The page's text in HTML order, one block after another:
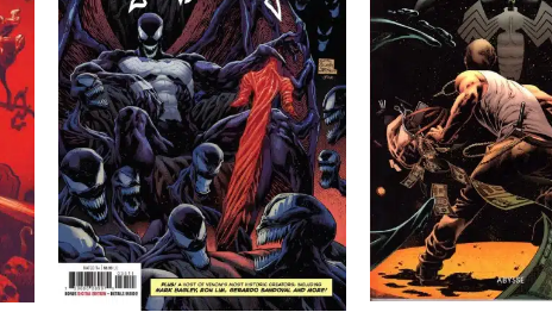
variations.
Les
options
peuvent
être
choisies
sur
la
page
variations.
Les
options
peuvent
être
choisies
sur
la
page